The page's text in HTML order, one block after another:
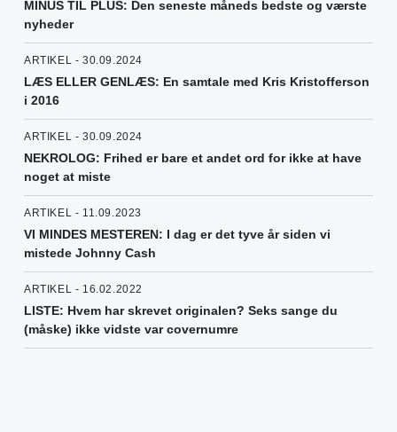
MINUS TIL PLUS: Den seneste måneds bedste og værste
nyheder
ARTIKEL - 30.09.2024
LÆS ELLER GENLÆS: En samtale med Kris Kristofferson
i 2016
ARTIKEL - 30.09.2024
NEKROLOG: Frihed er bare et andet ord for ikke at have
noget at miste
ARTIKEL - 11.09.2023
VI MINDES MESTEREN: I dag er det tyve år siden vi
mistede Johnny Cash
ARTIKEL - 16.02.2022
LISTE: Hvem har skrevet originalen? Seks sange du
(måske) ikke vidste var covernumre